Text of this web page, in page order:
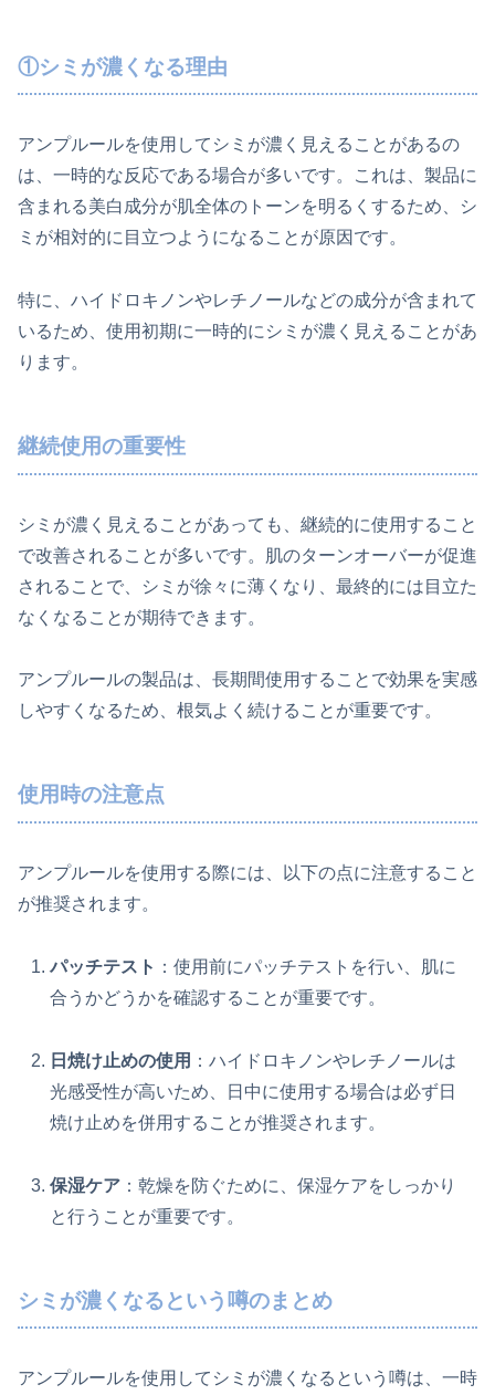
①シミが濃くなる理由
アンプルールを使用してシミが濃く見えることがあるの
は、一時的な反応である場合が多いです。これは、製品に
含まれる美白成分が肌全体のトーンを明るくするため、シ
ミが相対的に目立つようになることが原因です。
特に、ハイドロキノンやレチノールなどの成分が含まれて
いるため、使用初期に一時的にシミが濃く見えることがあ
ります。
継続使用の重要性
シミが濃く見えることがあっても、継続的に使用すること
で改善されることが多いです。肌のターンオーバーが促進
されることで、シミが徐々に薄くなり、最終的には目立た
なくなることが期待できます。
アンプルールの製品は、長期間使用することで効果を実感
しやすくなるため、根気よく続けることが重要です。
使用時の注意点
アンプルールを使用する際には、以下の点に注意すること
が推奨されます。
パッチテスト ：使用前にパッチテストを行い、肌に
合うかどうかを確認することが重要です。
日焼け止めの使用 ：ハイドロキノンやレチノールは
光感受性が高いため、日中に使用する場合は必ず日
焼け止めを併用することが推奨されます。
保湿ケア ：乾燥を防ぐために、保湿ケアをしっかり
と行うことが重要です。
シミが濃くなるという噂のまとめ
アンプルールを使用してシミが濃くなるという噂は、一時